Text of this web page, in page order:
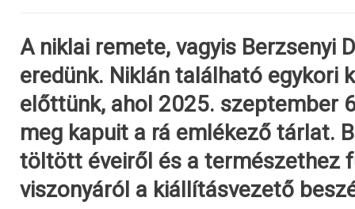
A niklai remete, vagyis Berzsenyi
eredünk. Niklán található egykori
előttünk, ahol 2025. szeptember
meg kapuit a rá emlékező tárlat.
töltött éveiről és a természethez
viszonyáról a kiállításvezető